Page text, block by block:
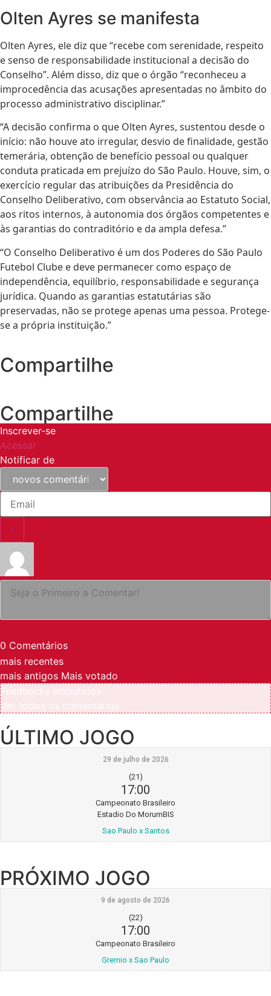
Olten Ayres se manifesta
Olten Ayres, ele diz que “recebe com serenidade, respeito
e senso de responsabilidade institucional a decisão do
Conselho”. Além disso, diz que o órgão “reconheceu a
improcedência das acusações apresentadas no âmbito do
processo administrativo disciplinar.”
“A decisão confirma o que Olten Ayres, sustentou desde o
início: não houve ato irregular, desvio de finalidade, gestão
temerária, obtenção de benefício pessoal ou qualquer
conduta praticada em prejuízo do São Paulo. Houve, sim, o
exercício regular das atribuições da Presidência do
Conselho Deliberativo, com observância ao Estatuto Social,
aos ritos internos, à autonomia dos órgãos competentes e
às garantias do contraditório e da ampla defesa.”
“O Conselho Deliberativo é um dos Poderes do São Paulo
Futebol Clube e deve permanecer como espaço de
independência, equilíbrio, responsabilidade e segurança
jurídica. Quando as garantias estatutárias são
preservadas, não se protege apenas uma pessoa. Protege-
se a própria instituição.”
Compartilhe
Compartilhe
Inscrever-se
Acessar
Notificar de
0 Comentários
mais recentes
mais antigos Mais votado
ÚLTIMO JOGO
29 de julho de 2026
(21)
17:00
Campeonato Brasileiro
Estadio Do MorumBIS
Sao Paulo x Santos
PRÓXIMO JOGO
9 de agosto de 2026
(22)
17:00
Campeonato Brasileiro
Gremio x Sao Paulo